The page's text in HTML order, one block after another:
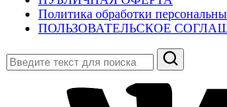
Политика обработки
ПОЛЬЗОВАТЕЛЬСКОЕ
Поиск